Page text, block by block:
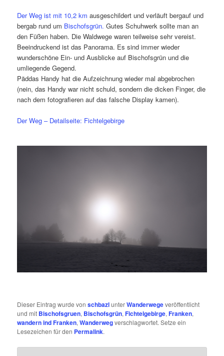
Der Weg ist mit 10,2 km ausgeschildert und verläuft bergauf und
bergab rund um Bischofsgrün. Gutes Schuhwerk sollte man an
den Füßen haben. Die Waldwege waren teilweise sehr vereist.
Beeindruckend ist das Panorama. Es sind immer wieder
wunderschöne Ein- und Ausblicke auf Bischofsgrün und die
umliegende Gegend.
Päddas Handy hat die Aufzeichnung wieder mal abgebrochen
(nein, das Handy war nicht schuld, sondern die dicken Finger, die
nach dem fotografieren auf das falsche Display kamen).
Der Weg – Detailseite: Fichtelgebirge
Dieser Eintrag wurde vonschbazlunterWanderwegeveröffentlicht
und mit Bischofsgruen, Bischofsgrün,Fichtelgebirge,Franken,
wandern ind Franken,Wanderwegverschlagwortet. Setze ein
Lesezeichen für den Permalink.